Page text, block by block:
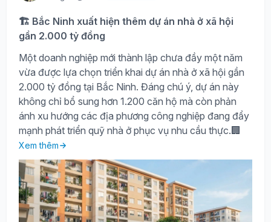
🏗️ Bắc Ninh xuất hiện thêm dự án nhà ở xã hội
gần 2.000 tỷ đồng
Một doanh nghiệp mới thành lập chưa đầy một năm
vừa được lựa chọn triển khai dự án nhà ở xã hội gần
2.000 tỷ đồng tại Bắc Ninh. Đáng chú ý, dự án này
không chỉ bổ sung hơn 1.200 căn hộ mà còn phản
ánh xu hướng các địa phương công nghiệp đang đẩy
mạnh phát triển quỹ nhà ở phục vụ nhu cầu thực.🏢
Xem thêm